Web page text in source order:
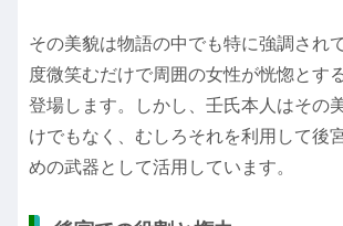
その美貌は物語の中でも特に強調され
度微笑むだけで周囲の女性が恍惚とす
登場します。しかし、壬氏本人はその
けでもなく、むしろそれを利用して後
めの武器として活用しています。